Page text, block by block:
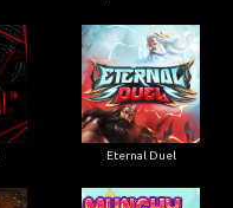
Eternal Duel